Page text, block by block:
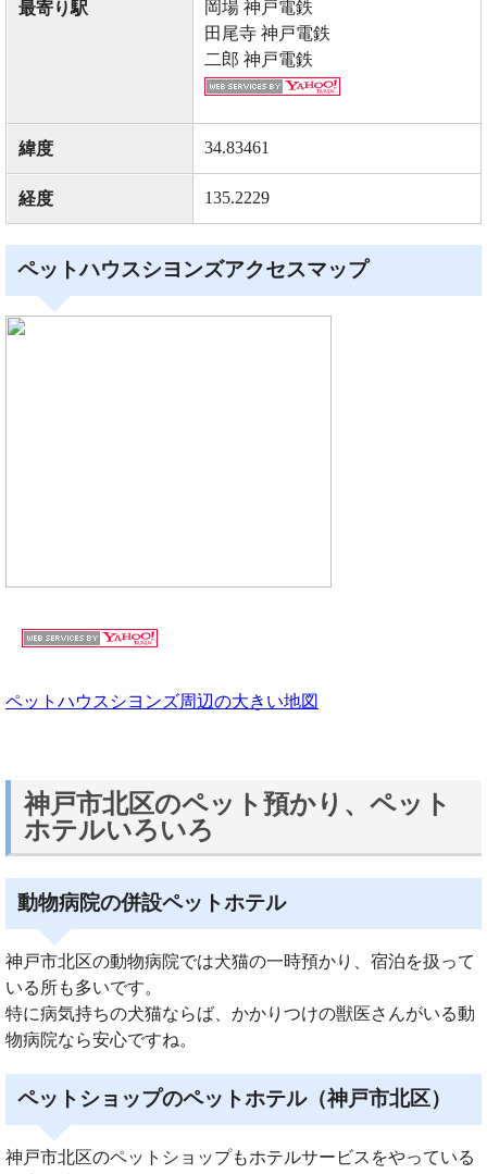
最寄り駅
岡場 神戸電鉄
田尾寺 神戸電鉄
二郎 神戸電鉄
緯度 34.83461
経度 135.2229
ペットハウスシヨンズアクセスマップ
ペットハウスシヨンズ周辺の大きい地図
神戸市北区のペット預かり、ペット
ホテルいろいろ
動物病院の併設ペットホテル
神戸市北区の動物病院では犬猫の一時預かり、宿泊を扱って
いる所も多いです。
特に病気持ちの犬猫ならば、かかりつけの獣医さんがいる動
物病院なら安心ですね。
ペットショップのペットホテル（神戸市北区）
神戸市北区のペットショップもホテルサービスをやっている